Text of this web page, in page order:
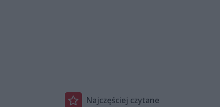
Najczęściej czytane